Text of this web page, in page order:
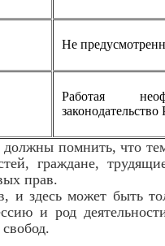
Не
Работая
помнить, что
граждане,
прав.
здесь может быть
и род